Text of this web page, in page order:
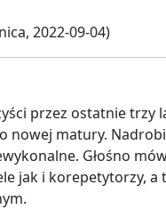
2022-09-04)
przez ostatnie trzy
nowej matury.
Głośno
jak i korepetytorzy, a